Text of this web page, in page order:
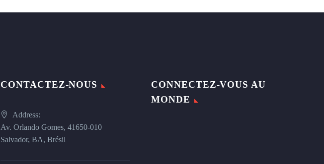
CONTACTEZ-NOUS
Address:
Av. Orlando Gomes, 41650-010
Salvador, BA, Brésil
CONNECTEZ-VOUS AU
MONDE